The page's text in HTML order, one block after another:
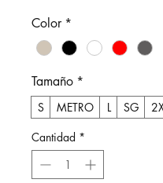
Color *
Tamaño *
S METRO L SG
Cantidad *